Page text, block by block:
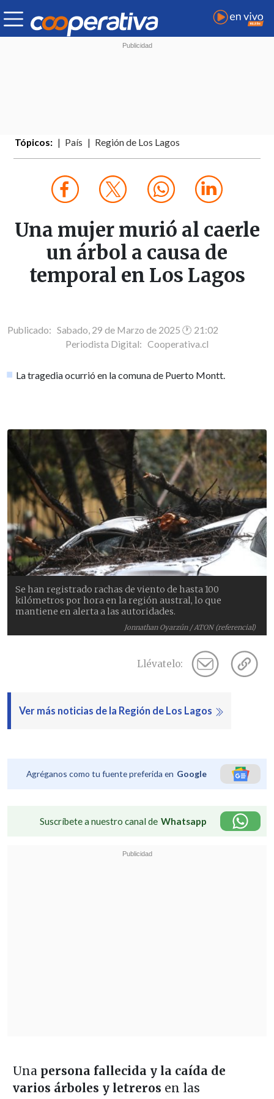
Tópicos: País Región de Los Lagos
Una mujer murió al caerle
un árbol a causa de
temporal en Los Lagos
Publicado: Sabado, 29 de Marzo de 2025 🕐 21:02
Periodista Digital: Cooperativa.cl
La tragedia ocurrió en la comuna de Puerto Montt.
Jonnathan Oyarzún / ATON (referencial)
Se han registrado rachas de viento de hasta 100
kilómetros por hora en la región austral, lo que
mantiene en alerta a las autoridades.
Llévatelo:
Ver más noticias de la Región de Los Lagos
Agréganos como tu fuente preferida en Google
Suscríbete a nuestro canal de Whatsapp
Una persona fallecida y la caída de
varios árboles y letreros en las